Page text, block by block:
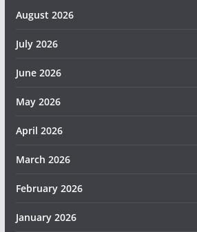
August 2026
July 2026
June 2026
May 2026
April 2026
March 2026
February 2026
January 2026